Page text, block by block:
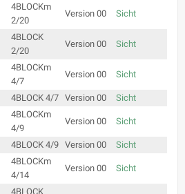
4BLOCKm
2/20
Version 00 Sicht
4BLOCK
2/20
Version 00 Sicht
4BLOCKm
4/7
Version 00 Sicht
4BLOCK 4/7 Version 00 Sicht
4BLOCKm
4/9
Version 00 Sicht
4BLOCK 4/9 Version 00 Sicht
4BLOCKm
4/14
Version 00 Sicht
4BLOCK